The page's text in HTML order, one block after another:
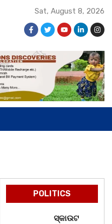
Sat, August 8, 2026
POLITICS
ସ୍କାଉଟ